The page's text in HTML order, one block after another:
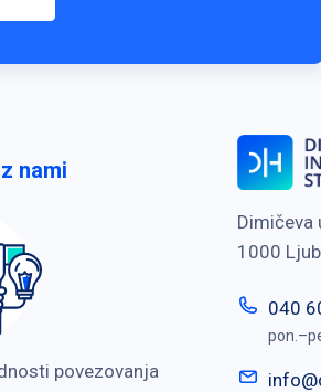
nami
povezovanja
Dimičeva
1000
040